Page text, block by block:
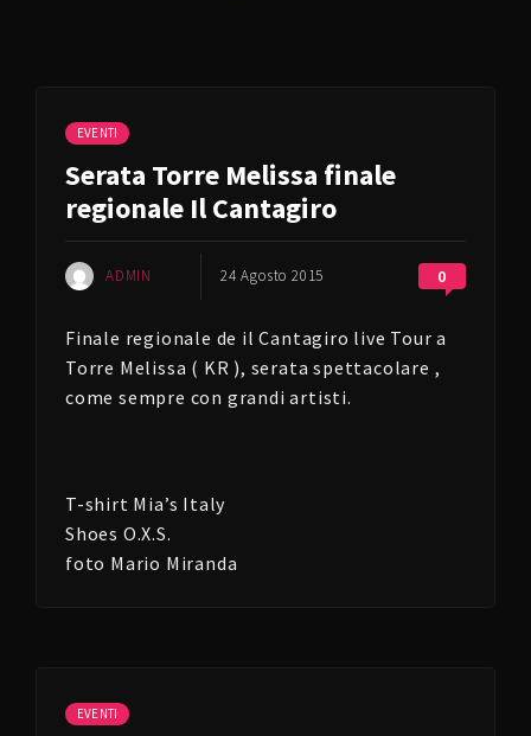
EVENTI
Serata Torre Melissa finale
regionale Il Cantagiro
ADMIN 24 Agosto 2015 0
Finale regionale de il Cantagiro live Tour a
Torre Melissa ( KR ), serata spettacolare ,
come sempre con grandi artisti.
T-shirt Mia’s Italy
Shoes O.X.S.
foto Mario Miranda
EVENTI